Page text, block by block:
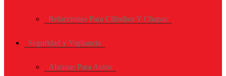
Refacciones Para Cilindros Y Chapas
Seguridad y Vigilancia
Alarmas Para Autos